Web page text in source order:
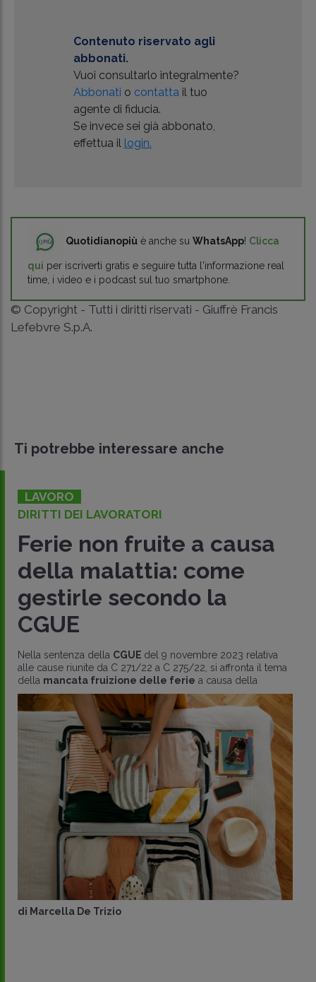
Contenuto riservato agli
abbonati.
Vuoi consultarlo integralmente?
Abbonati o contattail tuo
agente di fiducia.
Se invece sei già abbonato,
effettua il login.
Quotidianopiù è anche su WhatsApp! Clicca
qui per iscriverti gratis e seguire tutta l'informazione real
time, i video e i podcast sul tuo smartphone.
© Copyright - Tutti i diritti riservati - Giuffrè Francis
Lefebvre S.p.A.
Ti potrebbe interessare anche
LAVORO
DIRITTI DEI LAVORATORI
Ferie non fruite a causa
della malattia: come
gestirle secondo la
CGUE
Nella sentenza della CGUE del 9 novembre 2023 relativa
alle cause riunite da C 271/22 a C 275/22, si affronta il tema
della mancata fruizione delle ferie a causa della
di Marcella De Trizio